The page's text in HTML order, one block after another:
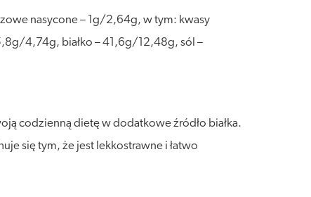
nasycone – 1g/2,64g, w tym: kwasy
4,74g, białko – 41,6g/12,48g, sól –
codzienną dietę w dodatkowe źródło białka.
się tym, że jest lekkostrawne i łatwo